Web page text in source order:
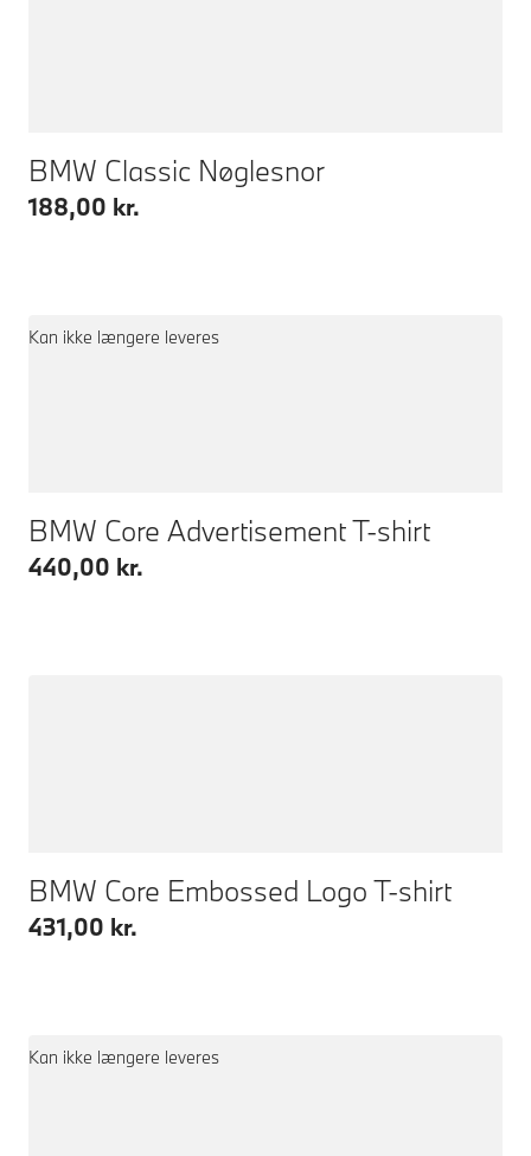
BMW Classic Nøglesnor
188,00 kr.
Kan ikke længere leveres
BMW Core Advertisement T-shirt
440,00 kr.
BMW Core Embossed Logo T-shirt
431,00 kr.
Kan ikke længere leveres